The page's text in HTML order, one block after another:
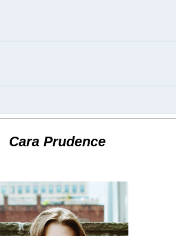
Cara Prudence